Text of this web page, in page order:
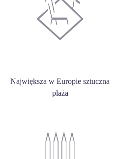
Największa w Europie sztuczna
plaża